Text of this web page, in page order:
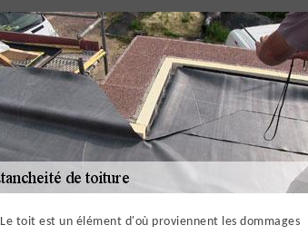
Le toit est un élément d'où proviennent les dommages